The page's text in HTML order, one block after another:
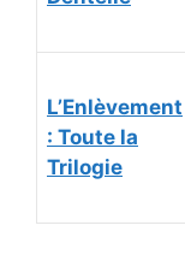
L’Enlèvement
: Toute la
Trilogie